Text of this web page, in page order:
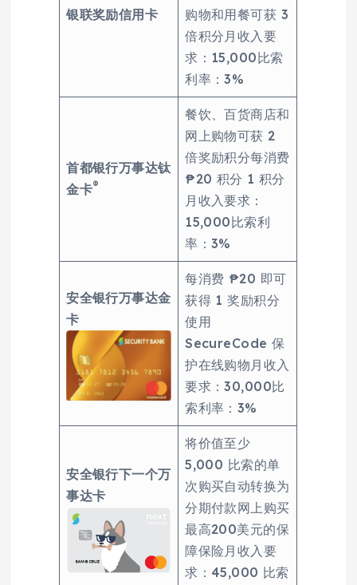
银联奖励信用卡
购物和用餐可获 3
倍积分月收入要
求：15,000比索
利率：3%
首都银行万事达钛
金卡®
餐饮、百货商店和
网上购物可获 2
倍奖励积分每消费
₱20 积分 1 积分
月收入要求：
15,000比索利
率：3%
安全银行万事达金
卡
每消费 ₱20 即可
获得 1 奖励积分
使用
SecureCode 保
护在线购物月收入
要求：30,000比
索利率：3%
安全银行下一个万
事达卡
将价值至少
5,000 比索的单
次购买自动转换为
分期付款网上购买
最高200美元的保
障保险月收入要
求：45,000 比索